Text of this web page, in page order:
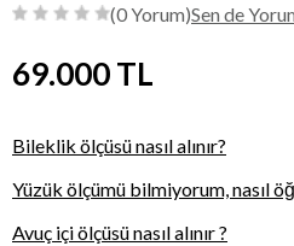
(0 Yorum)Sen de
69.000TL
Bileklik ölçüsü nasıl alınır?
Yüzük ölçümü bilmiyorum, nasıl
Avuç içi ölçüsü nasıl alınır ?